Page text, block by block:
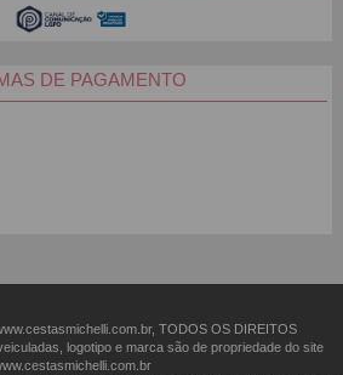
DE PAGAMENTO
TODOS OS DIREITOS
logotipo e marca são de propriedade do site